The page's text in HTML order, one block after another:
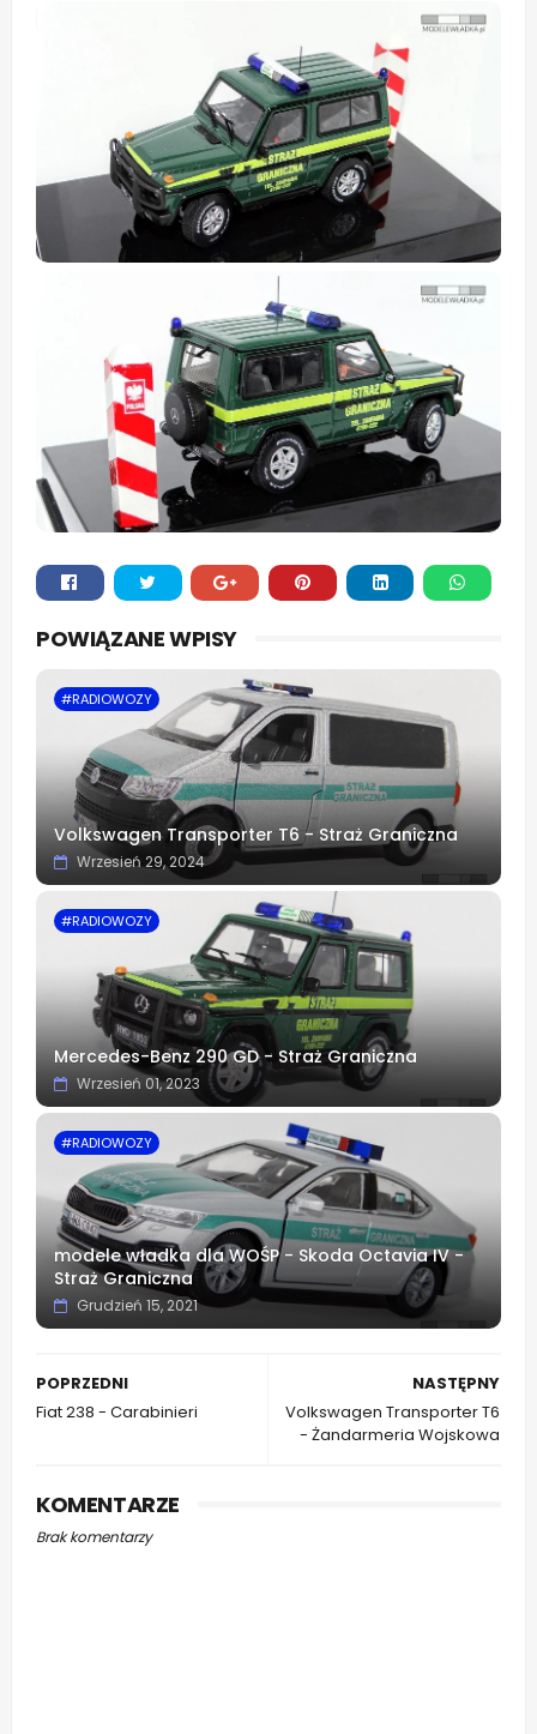
POWIĄZANE WPISY
#RADIOWOZY
Volkswagen Transporter T6 - Straż Graniczna
Wrzesień 29, 2024
#RADIOWOZY
Mercedes-Benz 290 GD - Straż Graniczna
Wrzesień 01, 2023
#RADIOWOZY
modele władka dla WOŚP - Skoda Octavia IV -
Straż Graniczna
Grudzień 15, 2021
NASTĘPNY
Volkswagen Transporter T6
- Żandarmeria Wojskowa
POPRZEDNI
Fiat 238 - Carabinieri
KOMENTARZE
Brak komentarzy